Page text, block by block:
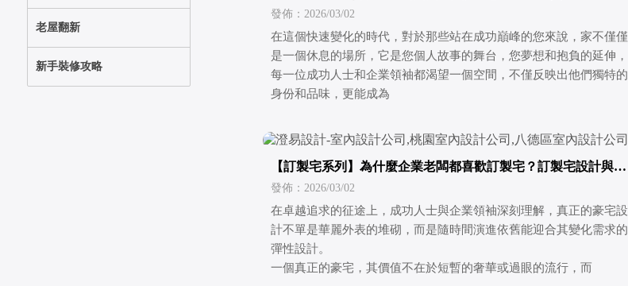
老屋翻新
新手裝修攻略
發佈：2026/03/02
在這個快速變化的時代，對於那些站在成功巔峰的您來說，家不僅僅
是一個休息的場所，它是您個人故事的舞台，您夢想和抱負的延伸，
每一位成功人士和企業領袖都渴望一個空間，不僅反映出他們獨特的
身份和品味，更能成為
【訂製宅系列】為什麼企業老闆都喜歡訂製宅？訂製宅設計與眾
不同的地方
發佈：2026/03/02
在卓越追求的征途上，成功人士與企業領袖深刻理解，真正的豪宅設
計不單是華麗外表的堆砌，而是隨時間演進依舊能迎合其變化需求的
彈性設計。
一個真正的豪宅，其價值不在於短暫的奢華或過眼的流行，而